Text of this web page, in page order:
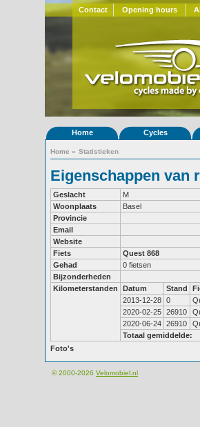
Contact Opening hours
Home Cycles
Home » Statistieken
Eigenschappen van
Geslacht
M
Woonplaats
Basel
Provincie
Email
Website
Fiets
Quest 868
Gehad
0 fietsen
Bijzonderheden
Kilometerstanden
Datum Stand
2013-12-28 0
2020-02-25 26910
2020-06-24 26910
Totaal gemiddelde:
Foto's
© 2000-2026 Velomobiel.nl